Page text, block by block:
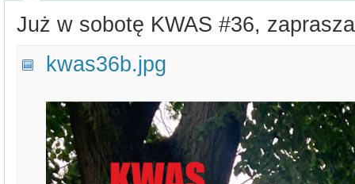
Już w sobotę KWAS #36,
kwas36b.jpg